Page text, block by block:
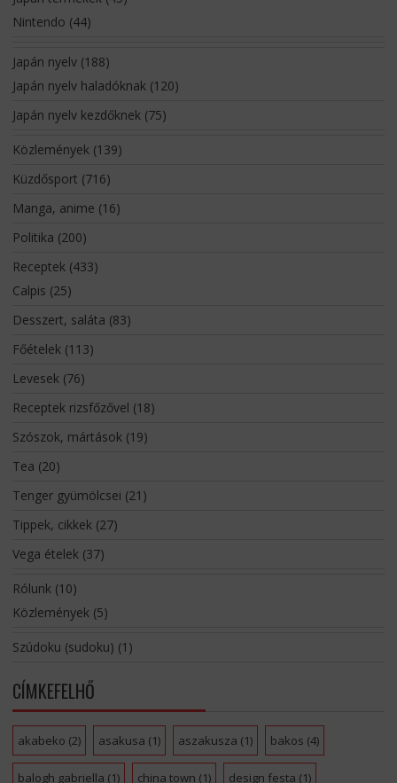
Nintendo (44)
Japán nyelv(188)
Japán nyelv haladóknak(120)
Japán nyelv kezdőknek(75)
Közlemények(139)
Küzdősport (716)
Manga, anime (16)
Politika (200)
Receptek(433)
Calpis (25)
Desszert, saláta (83)
Főételek(113)
Levesek(76)
Receptek rizsfőzővel (18)
Szószok, mártások(19)
Tea (20)
Tenger gyümölcsei (21)
Tippek, cikkek(27)
Vega ételek(37)
Rólunk(10)
Közlemények(5)
Szúdoku (sudoku) (1)
CÍMKEFELHŐ
akabeko (2) asakusa (1) aszakusza (1) bakos (4)
balogh gabriella (1) china town (1) design festa (1)